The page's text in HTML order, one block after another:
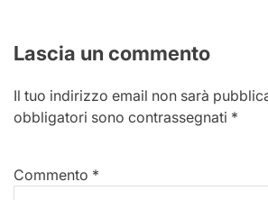
Lascia un commento
Il tuo indirizzo email non sarà
obbligatori sono contrassegnati *
Commento *